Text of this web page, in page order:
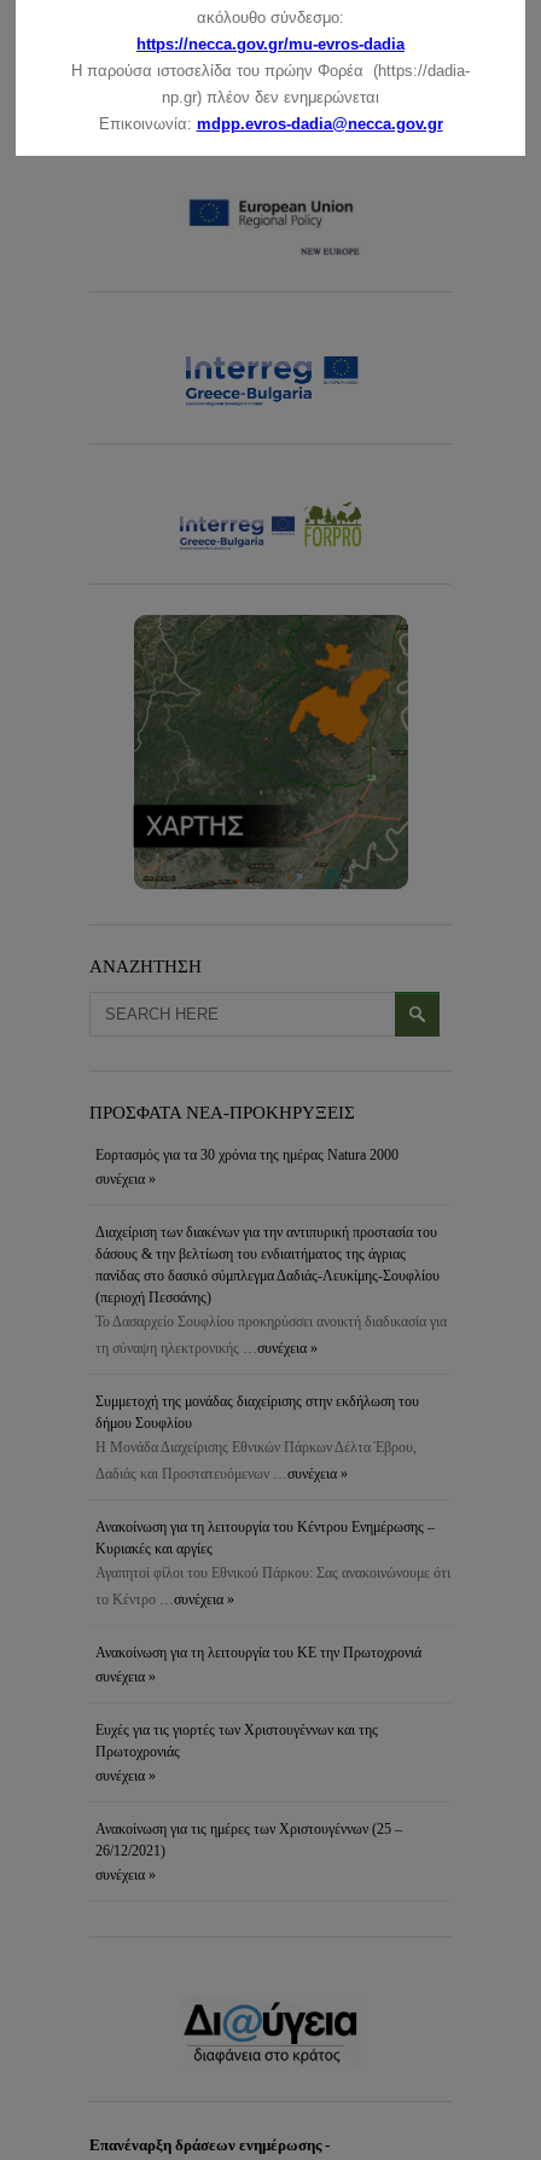
Δείτε τις τιμές των εισιτηρίων ξενάγησης εδώ
ΑΝΑΖΗΤΗΣΗ
ΠΡΟΣΦΑΤΑ ΝΕΑ-ΠΡΟΚΗΡΥΞΕΙΣ
Εορτασμός για τα 30 χρόνια της ημέρας Natura 2000
συνέχεια »
Διαχείριση των διακένων για την αντιπυρική προστασία του
δάσους & την βελτίωση του ενδιαιτήματος της άγριας
πανίδας στο δασικό σύμπλεγμα Δαδιάς-Λευκίμης-Σουφλίου
(περιοχή Πεσσάνης)
Το Δασαρχείο Σουφλίου προκηρύσσει ανοικτή διαδικασία για
τη σύναψη ηλεκτρονικής …συνέχεια »
Συμμετοχή της μονάδας διαχείρισης στην εκδήλωση του
δήμου Σουφλίου
Η Μονάδα Διαχείρισης Εθνικών Πάρκων Δέλτα Έβρου,
Δαδιάς και Προστατευόμενων …συνέχεια »
Ανακοίνωση για τη λειτουργία του Κέντρου Ενημέρωσης –
Κυριακές και αργίες
Αγαπητοί φίλοι του Εθνικού Πάρκου: Σας ανακοινώνουμε ότι
το Κέντρο …συνέχεια »
Ανακοίνωση για τη λειτουργία του ΚΕ την Πρωτοχρονιά
συνέχεια »
Ευχές για τις γιορτές των Χριστουγέννων και της
Πρωτοχρονιάς
συνέχεια »
Ανακοίνωση για τις ημέρες των Χριστουγέννων (25 –
26/12/2021)
συνέχεια »
Επανέναρξη δράσεων ενημέρωσης -
ακόλουθο σύνδεσμο:
https://necca.gov.gr/mu-evros-dadia
Η παρούσα ιστοσελίδα του πρώην Φορέα (https://dadia-
np.gr) πλέον δεν ενημερώνεται
Επικοινωνία: mdpp.evros-dadia@necca.gov.gr